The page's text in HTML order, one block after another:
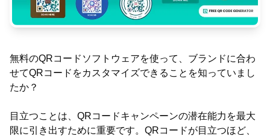
無料のQRコードソフトウェアを使って、ブランドに合わ
せてQRコードをカスタマイズできることを知っていまし
たか？
目立つことは、QRコードキャンペーンの潜在能力を最大
限に引き出すために重要です。QRコードが目立つほど、